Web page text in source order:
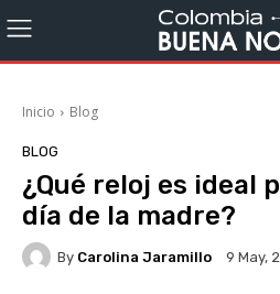
Inicio Blog
BLOG
¿Qué reloj es ideal
día de la madre?
By Carolina Jaramillo 9 May,